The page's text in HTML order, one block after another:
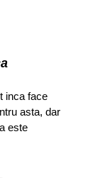
inca face
asta, dar
este